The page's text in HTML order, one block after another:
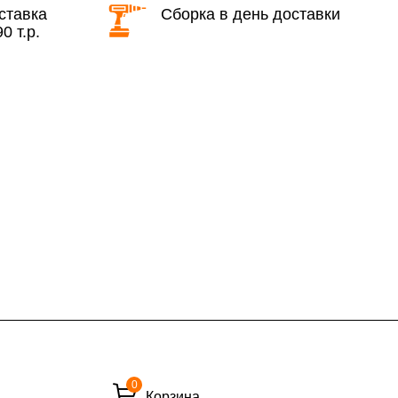
при заказе:
т.р.
Сборка в день доставки
0